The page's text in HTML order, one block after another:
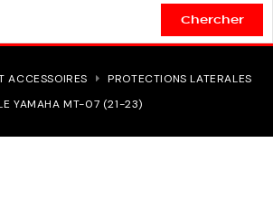
Chercher
ACCESSOIRES
PROTECTIONS LATERALES
YAMAHA MT-07 (21-23)